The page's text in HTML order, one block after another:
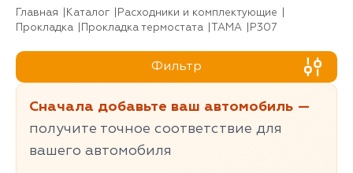
Главная Каталог
Расходники и комплектующие
Прокладка
Прокладка термостата TAMA P307
Фильтр
Сначала добавьте ваш автомобиль —
получите точное соответствие для
вашего автомобиля